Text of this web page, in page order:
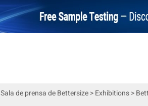
Sala de prensa de Bettersize>Exhibitions>